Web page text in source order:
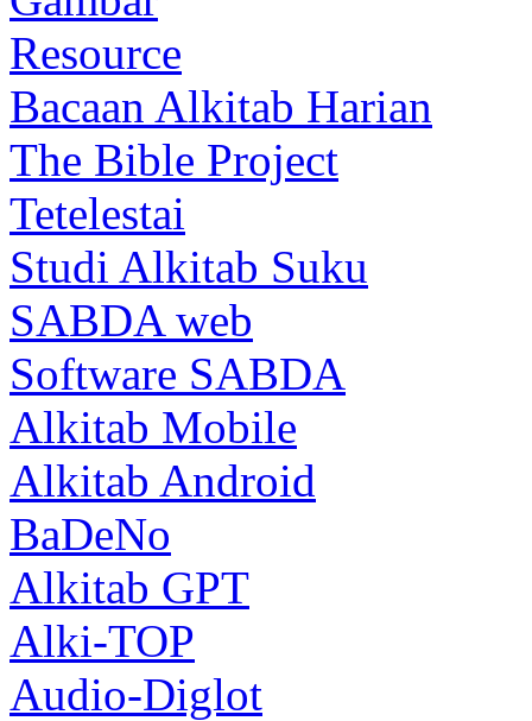
Resource
Bacaan Alkitab Harian
The Bible Project
Tetelestai
Studi Alkitab Suku
SABDA web
Software SABDA
Alkitab Mobile
Alkitab Android
BaDeNo
Alkitab GPT
Alki-TOP
Audio-Diglot